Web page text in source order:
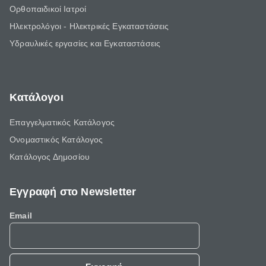
Ορθοπαιδικοί Ιατροί
Ηλεκτρολόγοι - Ηλεκτρικές Εγκαταστάσεις
Υδραυλικές εργασίες και Εγκαταστάσεις
Κατάλογοι
Επαγγελματικός Κατάλογος
Ονομαστικός Κατάλογος
Κατάλογος Δημοσίου
Εγγραφή στο Newsletter
Email